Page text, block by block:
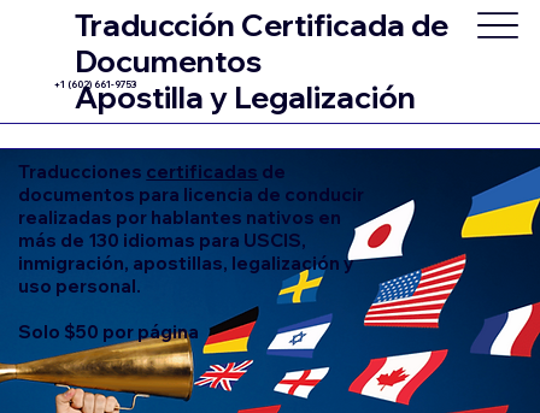
Traducción Certificada de
Documentos
Apostilla y Legalización
+1 (602) 661-9753
Traducciones certificadas de
documentos para licencia de conducir
realizadas por hablantes nativos en
más de 130 idiomas para USCIS,
inmigración, apostillas, legalización y
uso personal.
Solo $50 por página